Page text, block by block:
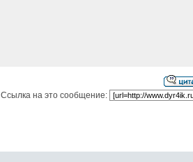
Ссылка на это сообщение: